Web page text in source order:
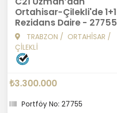
Ortahisar-Çilekli'de 1+1
Rezidans Daire - 27755
TRABZON / ORTAHİSAR /
ÇİLEKLİ
₺3.300.000
Portföy No: 27755